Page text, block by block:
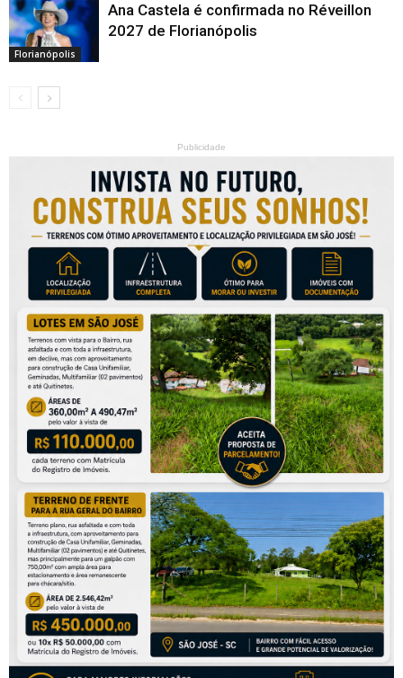
Florianópolis
Ana Castela é confirmada no Réveillon
2027 de Florianópolis
Publicidade